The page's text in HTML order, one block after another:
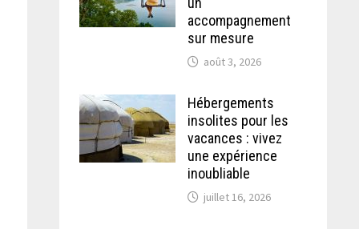
accompagnement
sur mesure
août 3, 2026
Hébergements
insolites pour les
vacances : vivez
une expérience
inoubliable
juillet 16, 2026